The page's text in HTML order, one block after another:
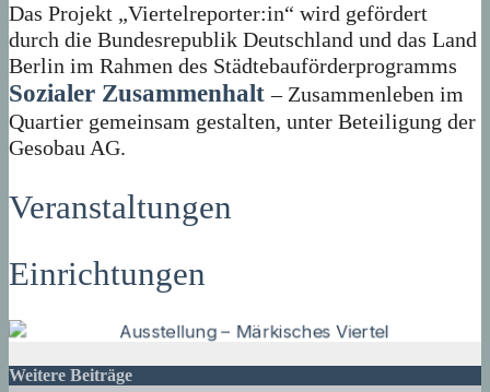
Das Projekt „Viertelreporter:in“ wird gefördert
durch die Bundesrepublik Deutschland und das Land
Berlin im Rahmen des Städtebauförderprogramms
Sozialer Zusammenhalt – Zusammenleben im
Quartier gemeinsam gestalten, unter Beteiligung der
Gesobau AG.
Veranstaltungen
Einrichtungen
Weitere Beiträge